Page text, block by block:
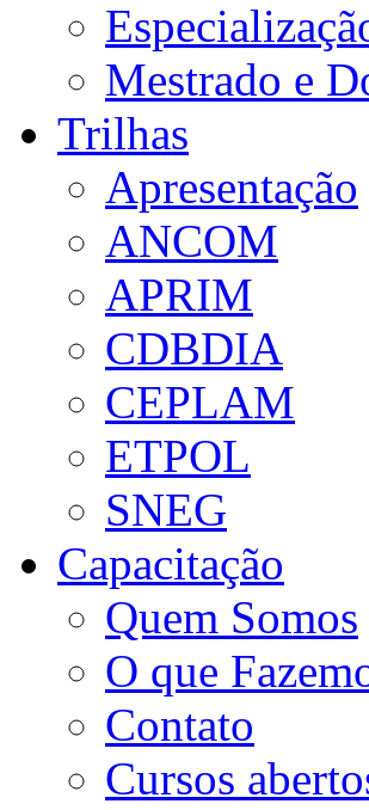
Mestrado e
Trilhas
Apresentação
ANCOM
APRIM
CDBDIA
CEPLAM
ETPOL
SNEG
Capacitação
Quem Somos
O que
Contato
Cursos